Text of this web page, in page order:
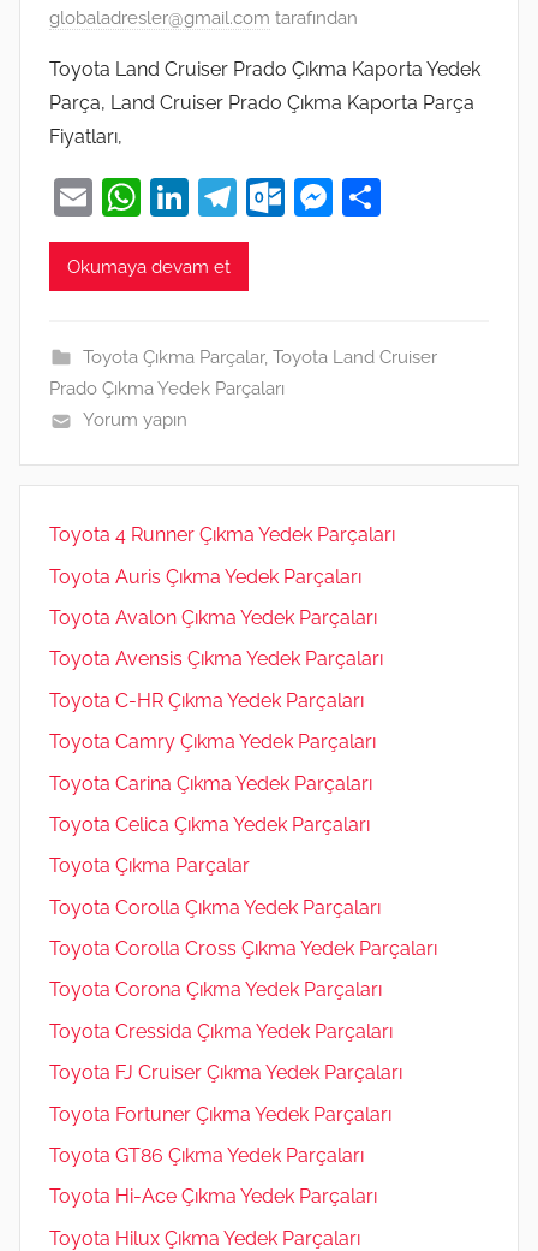
globaladresler@gmail.com tarafından
Toyota Land Cruiser Prado Çıkma Kaporta Yedek
Parça, Land Cruiser Prado Çıkma Kaporta Parça
Fiyatları,
E
m
ai
W
h
at
A
p
p
Li
n
k
dI
n
T
el
a
m
O
k.
m
M
n
Okumaya devam et
Toyota Çıkma Parçalar, Toyota Land Cruiser
Prado Çıkma Yedek Parçaları
Yorum yapın
Toyota 4 Runner Çıkma Yedek Parçaları
Toyota Auris Çıkma Yedek Parçaları
Toyota Avalon Çıkma Yedek Parçaları
Toyota Avensis Çıkma Yedek Parçaları
Toyota C-HR Çıkma Yedek Parçaları
Toyota Camry Çıkma Yedek Parçaları
Toyota Carina Çıkma Yedek Parçaları
Toyota Celica Çıkma Yedek Parçaları
Toyota Çıkma Parçalar
Toyota Corolla Çıkma Yedek Parçaları
Toyota Corolla Cross Çıkma Yedek Parçaları
Toyota Corona Çıkma Yedek Parçaları
Toyota Cressida Çıkma Yedek Parçaları
Toyota FJ Cruiser Çıkma Yedek Parçaları
Toyota Fortuner Çıkma Yedek Parçaları
Toyota GT86 Çıkma Yedek Parçaları
Toyota Hi-Ace Çıkma Yedek Parçaları
Toyota Hilux Çıkma Yedek Parçaları